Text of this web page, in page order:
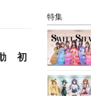
初
特集